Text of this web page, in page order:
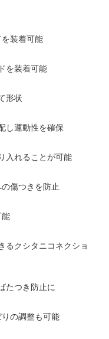
装着可能
を装着可能
形状
し運動性を確保
入れることが可能
傷つきを防止
るクシタニコネクショ
たつき防止に
の調整も可能